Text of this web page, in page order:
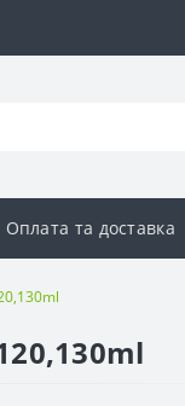
Оплата та доставка